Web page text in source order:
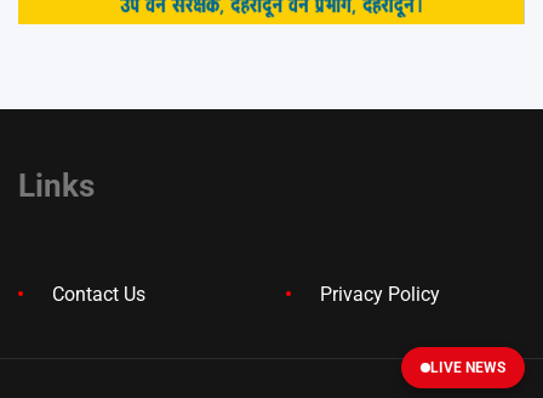
Links
Contact Us Privacy Policy
LIVE NEWS